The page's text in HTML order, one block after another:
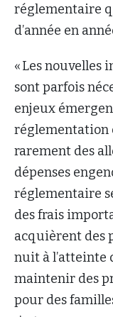
réglementaire
d’année en
« Les
sont parfois
enjeux
réglementation
rarement des
dépenses
réglementaire
des frais
acquièrent des
nuit à l’atteinte
maintenir des
pour des